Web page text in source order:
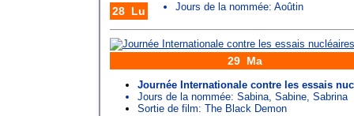
28 Lu Jours de la nommée: Aoûtin
29 Ma
Journée Internationale contre les essais
Jours de la nommée: Sabina, Sabine, Sabrina
Sortie de film: The Black Demon